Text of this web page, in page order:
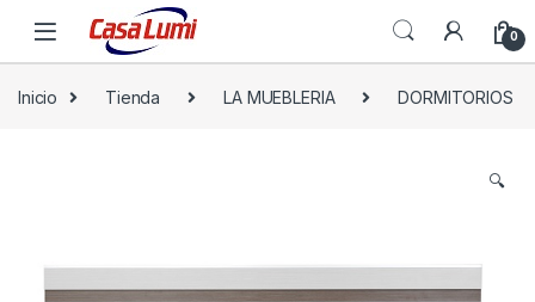
0
Inicio Tienda LA MUEBLERIA DORMITORIOS
🔍